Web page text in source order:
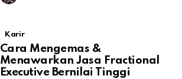
Karir
Cara Mengemas &
Menawarkan Jasa Fractional
Executive Bernilai Tinggi